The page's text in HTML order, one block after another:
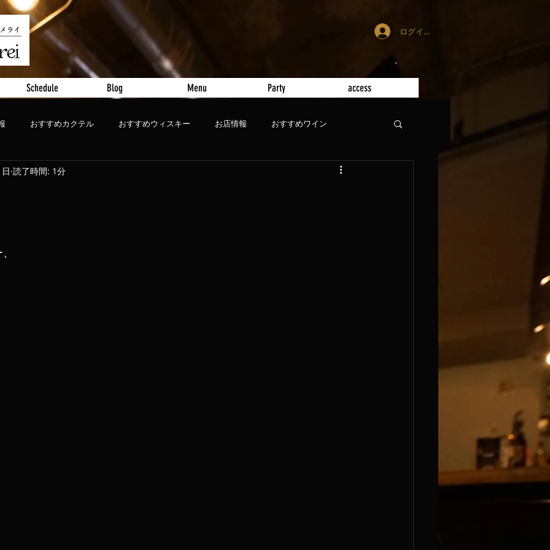
ログイン
Schedule Blog Menu Party access
おすすめカクテル おすすめウィスキー お店情報 おすすめワイン
ト おすすめビール
読了時間: 1分